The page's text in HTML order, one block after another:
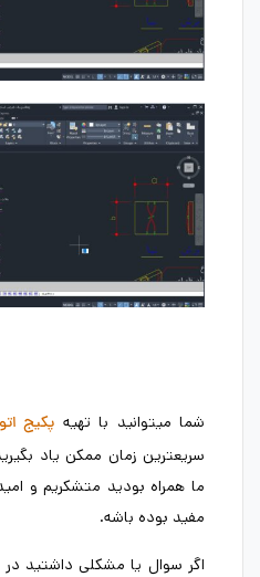
شما میتوانید با تهیه پکیج
سریعترین زمان ممکن یاد
ما همراه بودید متشکریم و
مفید بوده باشه.
اگر سوال یا مشکلی داشتید